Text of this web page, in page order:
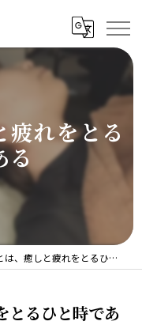
れをとる
る
癒しと疲れをとるひと時である
とるひと時であ